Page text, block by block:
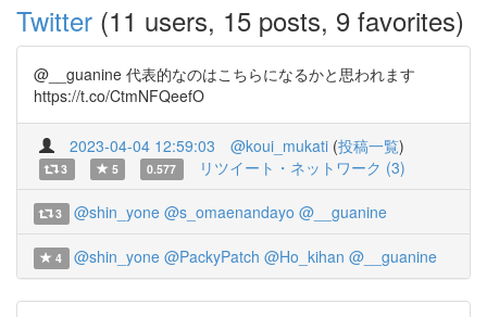
Twitter (11 users, 15 posts, 9 favorites)
@__guanine 代表的なのはこちらになるかと思われます
https://t.co/CtmNFQeefO
2023-04-04 12:59:03 @koui_mukati (投稿一覧)
3 5 0.577 リツイート・ネットワーク (3)
3 @shin_yone @s_omaenandayo @__guanine
4 @shin_yone @PackyPatch @Ho_kihan @__guanine